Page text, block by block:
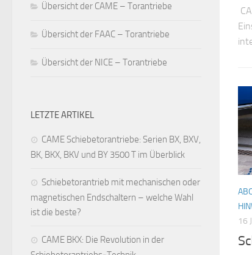
16
Übersicht der CAME – Torantriebe
Übersicht der FAAC – Torantriebe
Übersicht der NICE – Torantriebe
LETZTE ARTIKEL
CAME Schiebetorantriebe: Serien BX, BXV,
BK, BKX, BKV und BY 3500 T im Überblick
Schiebetorantrieb mit mechanischen oder
magnetischen Endschaltern – welche Wahl
ist die beste?
CAME BKX: Die Revolution in der